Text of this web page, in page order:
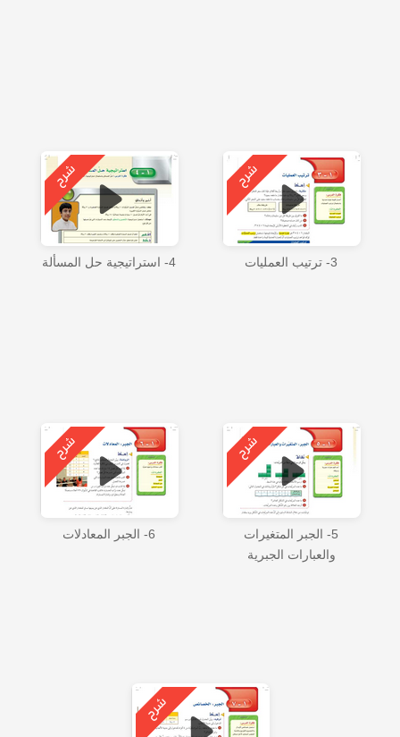
3- ترتيب العمليات 4- استراتيجية حل المسألة
5- الجبر المتغيرات
والعبارات الجبرية
6- الجبر المعادلات